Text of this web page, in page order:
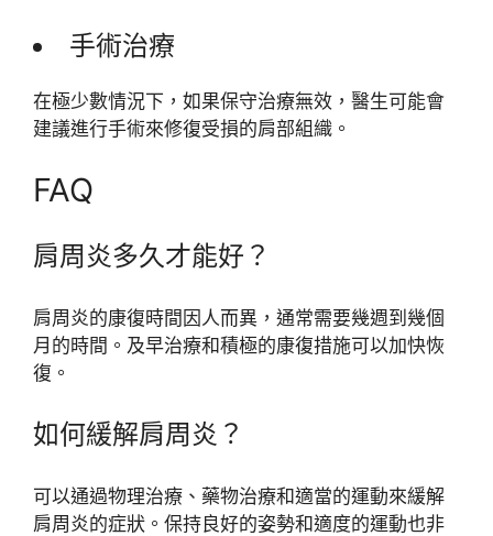
手術治療
在極少數情況下，如果保守治療無效，醫生可能會
建議進行手術來修復受損的肩部組織。
FAQ
肩周炎多久才能好？
肩周炎的康復時間因人而異，通常需要幾週到幾個
月的時間。及早治療和積極的康復措施可以加快恢
復。
如何緩解肩周炎？
可以通過物理治療、藥物治療和適當的運動來緩解
肩周炎的症狀。保持良好的姿勢和適度的運動也非